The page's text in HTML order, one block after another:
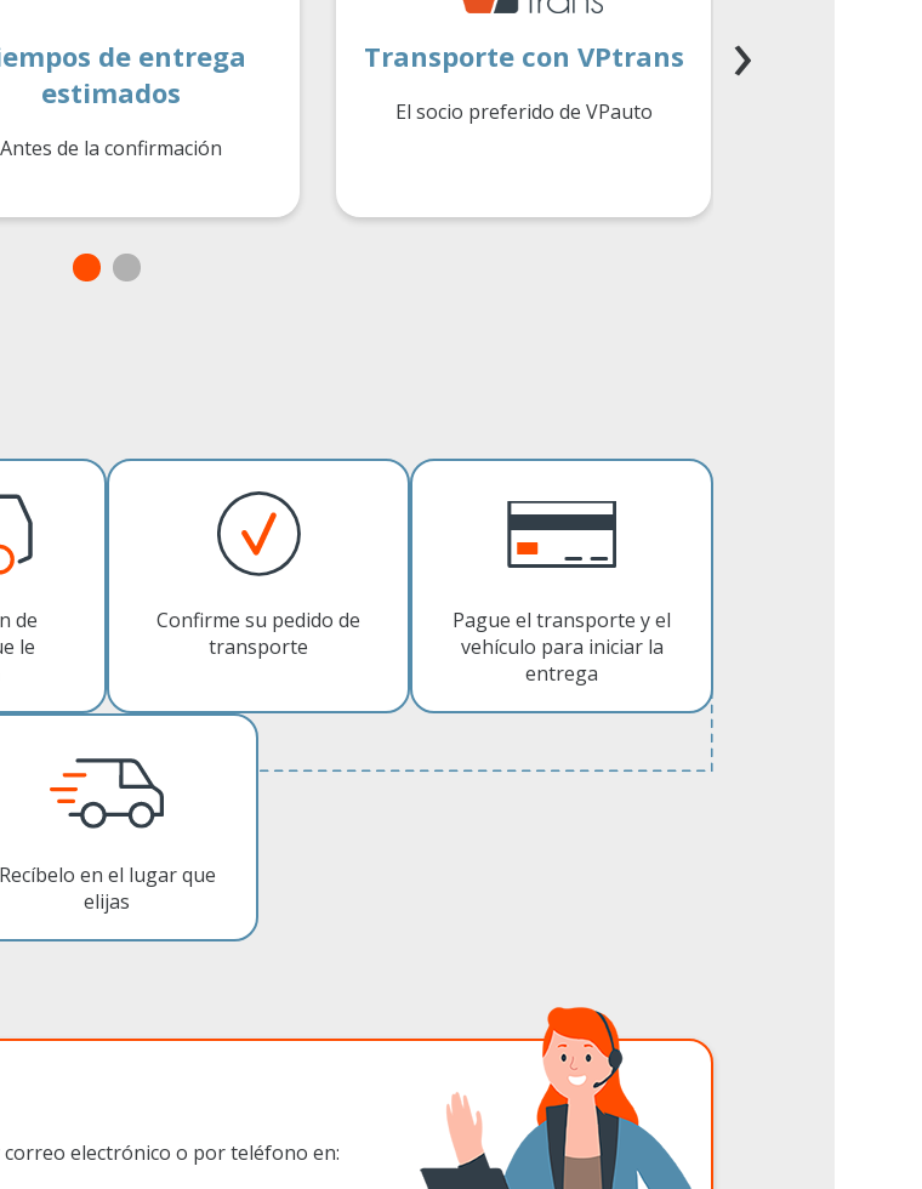
de entrega
estimados
Antes de la confirmación
Transporte con VPtrans
El socio preferido de VPauto
›
de
le
Confirme su pedido de
transporte
Pague el transporte y el
vehículo para iniciar la
entrega
Recíbelo en el lugar que
elijas
electrónico o por teléfono en: